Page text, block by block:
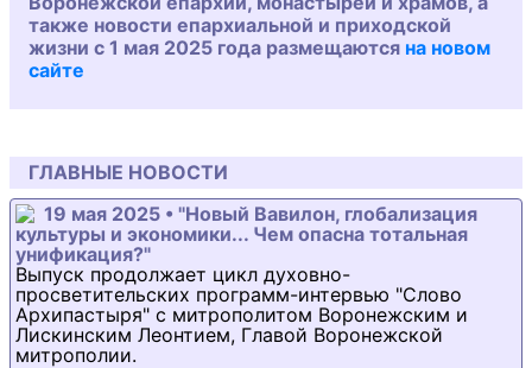
также новости епархиальной и приходской
жизни с 1 мая 2025 года размещаются на новом
сайте
ГЛАВНЫЕ НОВОСТИ
19 мая 2025 • "Новый Вавилон, глобализация
культуры и экономики... Чем опасна тотальная
унификация?"
Выпуск продолжает цикл духовно-
просветительских программ-интервью "Слово
Архипастыря" с митрополитом Воронежским и
Лискинским Леонтием, Главой Воронежской
митрополии.